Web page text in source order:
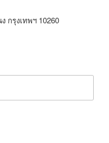
กรุงเทพฯ 10260